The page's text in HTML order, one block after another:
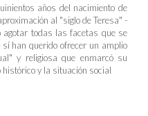
años del nacimiento de
al "siglo de Teresa" -
agotar todas las facetas que se
han querido ofrecer un amplio
y religiosa que enmarcó su
y la situación social